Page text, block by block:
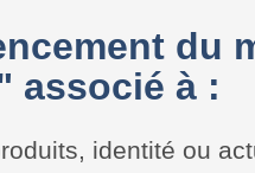
du
associé à :
identité ou